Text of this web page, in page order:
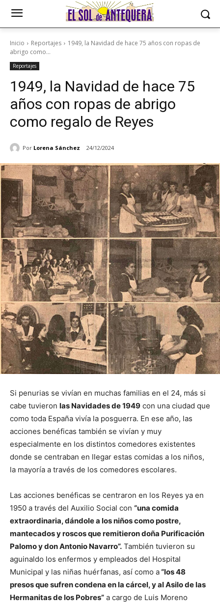
Inicio Reportajes
1949, la Navidad de hace 75 años con ropas de
abrigo como...
Reportajes
1949, la Navidad de hace 75
años con ropas de abrigo
como regalo de Reyes
Por Lorena Sánchez 24/12/2024
Si penurias se vivían en muchas familias en el 24, más si
cabe tuvieron las Navidades de 1949 con una ciudad que
como toda España vivía la posguerra. En ese año, las
acciones benéficas también se vivían y muy
especialmente en los distintos comedores existentes
donde se centraban en llegar estas comidas a los niños,
la mayoría a través de los comedores escolares.
Las acciones benéficas se centraron en los Reyes ya en
1950 a través del Auxilio Social con “una comida
extraordinaria, dándole a los niños como postre,
mantecados y roscos que remitieron doña Purificación
Palomo y don Antonio Navarro”. También tuvieron su
aguinaldo los enfermos y empleados del Hospital
Municipal y las niñas huérfanas, así como a“los 48
presos que sufren condena en la cárcel, y al Asilo de las
Hermanitas de los Pobres” a cargo de Luis Moreno